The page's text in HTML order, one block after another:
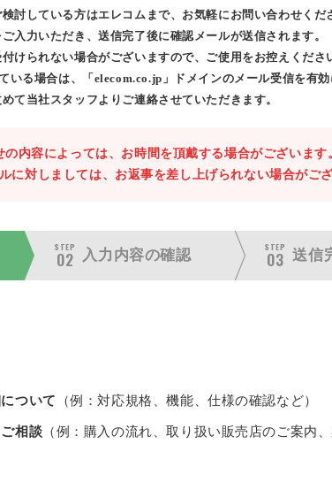
討している方はエレコムまで、お気軽にお問い合わせくだ
入力いただき、送信完了後に確認メールが送信されます。
けられない場合がございますので、ご使用をお控えくださ
いる場合は、「elecom.co.jp」ドメインのメール受信を有効
て当社スタッフよりご連絡させていただきます。
の内容によっては、お時間を頂戴する場合がございます
に対しましては、お返事を差し上げられない場合がござ
STEP
02 入力内容の確認
STEP
03 送信
ついて （例：対応規格、機能、仕様の確認など）
相談 （例：購入の流れ、取り扱い販売店のご案内